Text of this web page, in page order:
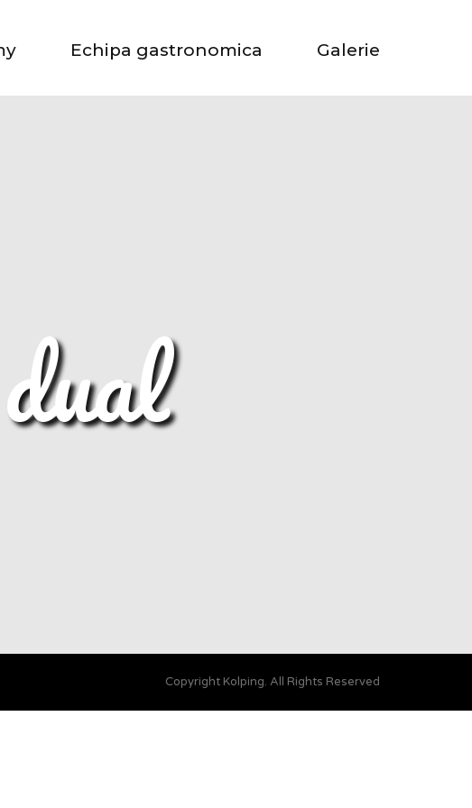
Echipa gastronomica Galerie
Copyright Kolping. All Rights Reserved